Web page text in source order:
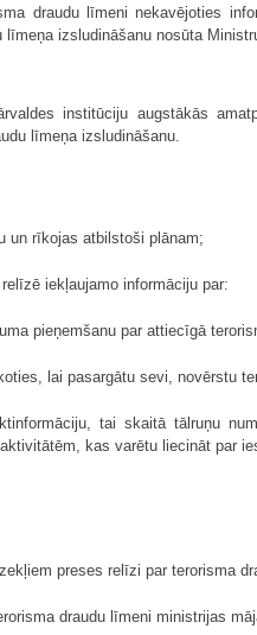
draudu līmeni nekavējoties
izsludināšanu nosūta
institūciju augstākās
līmeņa izsludināšanu.
un rīkojas atbilstoši plānam;
iekļaujamo informāciju par:
pieņemšanu par attiecīgā
lai pasargātu sevi, novērstu
tai skaitā tālruņu
kas varētu liecināt par
preses relīzi par terorisma
draudu līmeni ministrijas